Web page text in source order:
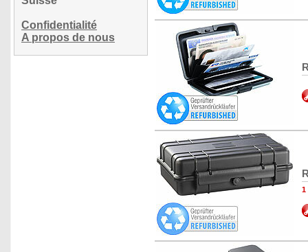
Confidentialité
A propos de nous
1